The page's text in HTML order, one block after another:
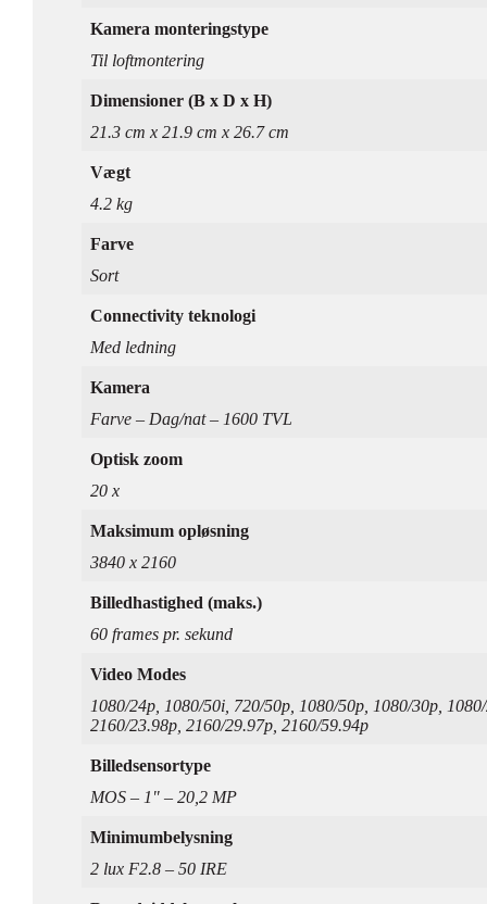
Kamera monteringstype
Til loftmontering
Dimensioner (B x D x H)
21.3 cm x 21.9 cm x 26.7 cm
Vægt
4.2 kg
Farve
Sort
Connectivity teknologi
Med ledning
Kamera
Farve – Dag/nat – 1600 TVL
Optisk zoom
20 x
Maksimum opløsning
3840 x 2160
Billedhastighed (maks.)
60 frames pr. sekund
Video Modes
1080/24p, 1080/50i, 720/50p, 1080/50p, 1080/30p,
2160/23.98p, 2160/29.97p, 2160/59.94p
Billedsensortype
MOS – 1" – 20,2 MP
Minimumbelysning
2 lux F2.8 – 50 IRE